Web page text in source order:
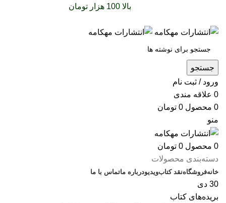
بالا 100 هزار تومان
جستجو
ورود / ثبت نام
0 علاقه مندی
0 محصول 0 تومان
منو
0 محصول 0 تومان
دسته‌بندی محصولات
خانهفروشگاهنقد کتابویدیودرباره‌ ماتماس با ما
30 دی
بریده‌های کتاب